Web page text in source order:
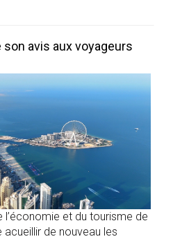
son avis aux voyageurs
l’économie et du tourisme de
acueillir de nouveau les